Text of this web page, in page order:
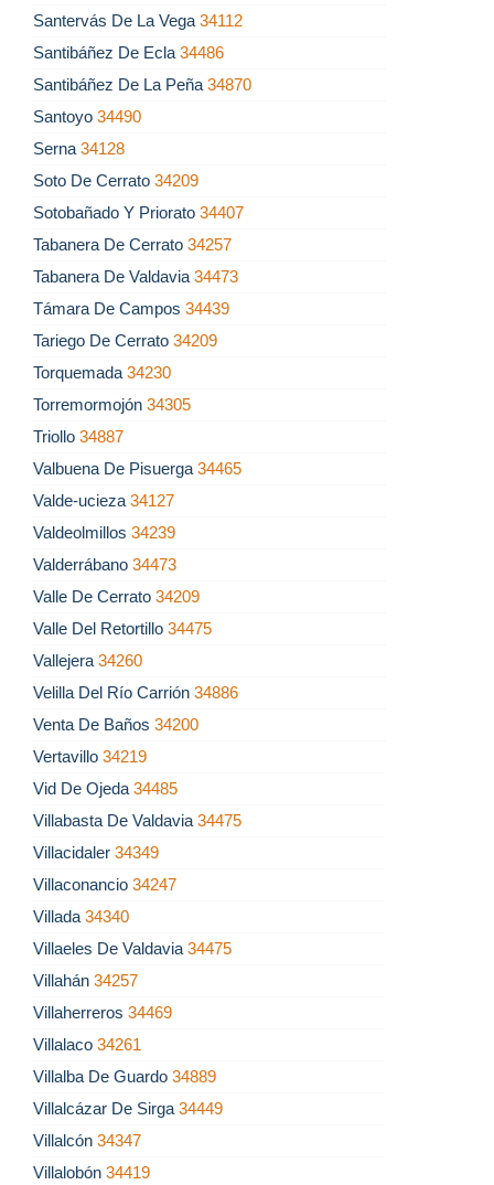
Santervás De La Vega 34112
Santibáñez De Ecla 34486
Santibáñez De La Peña 34870
Santoyo 34490
Serna 34128
Soto De Cerrato 34209
Sotobañado Y Priorato 34407
Tabanera De Cerrato 34257
Tabanera De Valdavia 34473
Támara De Campos 34439
Tariego De Cerrato 34209
Torquemada 34230
Torremormojón 34305
Triollo 34887
Valbuena De Pisuerga 34465
Valde-ucieza 34127
Valdeolmillos 34239
Valderrábano 34473
Valle De Cerrato 34209
Valle Del Retortillo 34475
Vallejera 34260
Velilla Del Río Carrión 34886
Venta De Baños 34200
Vertavillo 34219
Vid De Ojeda 34485
Villabasta De Valdavia 34475
Villacidaler 34349
Villaconancio 34247
Villada 34340
Villaeles De Valdavia 34475
Villahán 34257
Villaherreros 34469
Villalaco 34261
Villalba De Guardo 34889
Villalcázar De Sirga 34449
Villalcón 34347
Villalobón 34419